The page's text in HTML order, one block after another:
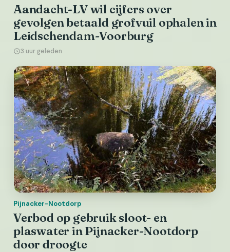
Aandacht-LV wil cijfers over
gevolgen betaald grofvuil ophalen in
Leidschendam-Voorburg
3 uur geleden
Pijnacker-Nootdorp
Verbod op gebruik sloot- en
plaswater in Pijnacker-Nootdorp
door droogte